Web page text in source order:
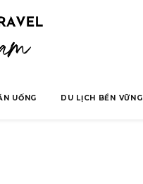
UỐNG DU LỊCH BỀN VỮNG